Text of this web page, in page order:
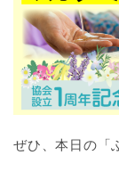
ぜひ、本日の「